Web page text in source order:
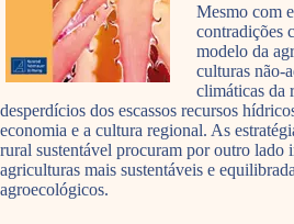
Mesmo com
contradições
modelo da
culturas não-
climáticas da
desperdícios dos escassos recursos
economia e a cultura regional. As
rural sustentável procuram por outro lado
agriculturas mais sustentáveis e
agroecológicos.